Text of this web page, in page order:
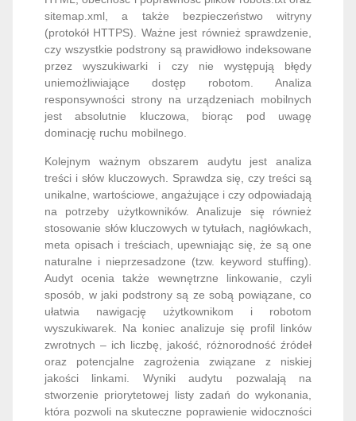
sitemap.xml, a także bezpieczeństwo witryny
(protokół HTTPS). Ważne jest również sprawdzenie,
czy wszystkie podstrony są prawidłowo indeksowane
przez wyszukiwarki i czy nie występują błędy
uniemożliwiające dostęp robotom. Analiza
responsywności strony na urządzeniach mobilnych
jest absolutnie kluczowa, biorąc pod uwagę
dominację ruchu mobilnego.
Kolejnym ważnym obszarem audytu jest analiza
treści i słów kluczowych. Sprawdza się, czy treści są
unikalne, wartościowe, angażujące i czy odpowiadają
na potrzeby użytkowników. Analizuje się również
stosowanie słów kluczowych w tytułach, nagłówkach,
meta opisach i treściach, upewniając się, że są one
naturalne i nieprzesadzone (tzw. keyword stuffing).
Audyt ocenia także wewnętrzne linkowanie, czyli
sposób, w jaki podstrony są ze sobą powiązane, co
ułatwia nawigację użytkownikom i robotom
wyszukiwarek. Na koniec analizuje się profil linków
zwrotnych – ich liczbę, jakość, różnorodność źródeł
oraz potencjalne zagrożenia związane z niskiej
jakości linkami. Wyniki audytu pozwalają na
stworzenie priorytetowej listy zadań do wykonania,
która pozwoli na skuteczne poprawienie widoczności